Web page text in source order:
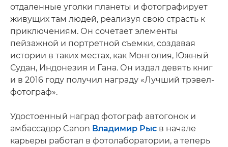
отдаленные уголки планеты и фотографирует
живущих там людей, реализуя свою страсть к
приключениям. Он сочетает элементы
пейзажной и портретной съемки, создавая
истории в таких местах, как Монголия, Южный
Судан, Индонезия и Гана. Он издал девять книг
и в 2016 году получил награду «Лучший трэвел-
фотограф».
Удостоенный наград фотограф автогонок и
амбассадор Canon Владимир Рыс в начале
карьеры работал в фотолаборатории, а теперь